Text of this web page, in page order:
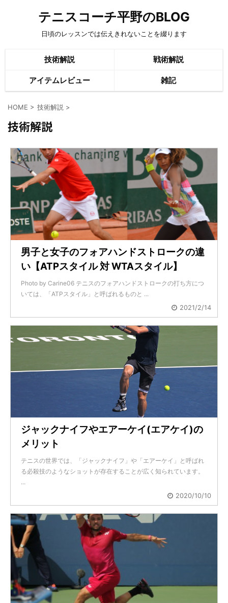
テニスコーチ平野のBLOG
日頃のレッスンでは伝えきれないことを綴ります
技術解説 戦術解説
アイテムレビュー 雑記
HOME > 技術解説 >
技術解説
男子と女子のフォアハンドストロークの違
い【ATPスタイル 対 WTAスタイル】
Photo by Carine06 テニスのフォアハンドストロークの打ち方につ
いては、「ATPスタイル」と呼ばれるものと ...
2021/2/14
ジャックナイフやエアーケイ(エアケイ)の
メリット
テニスの世界では、「ジャックナイフ」や「エアーケイ」と呼ばれ
る必殺技のようなショットが存在することが広く知られています。
...
2020/10/10